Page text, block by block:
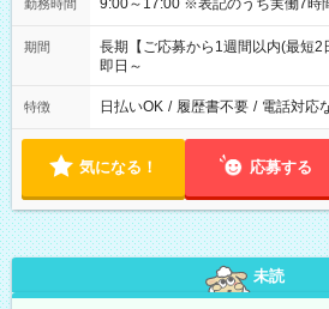
勤務時間 9:00～17:00 ※表記のうち実働7
期間
長期【ご応募から1週間以内(最短2
即日～
特徴 日払いOK / 履歴書不要 / 電話対応
気になる！ 応募する
未読